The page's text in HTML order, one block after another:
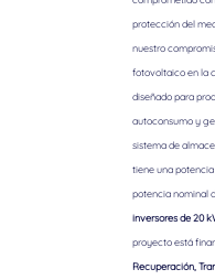
protección del
nuestro
fotovoltaico en la
diseñado para
autoconsumo y
sistema de
tiene una
potencia nominal
inversores de 20
proyecto está
Recuperación,